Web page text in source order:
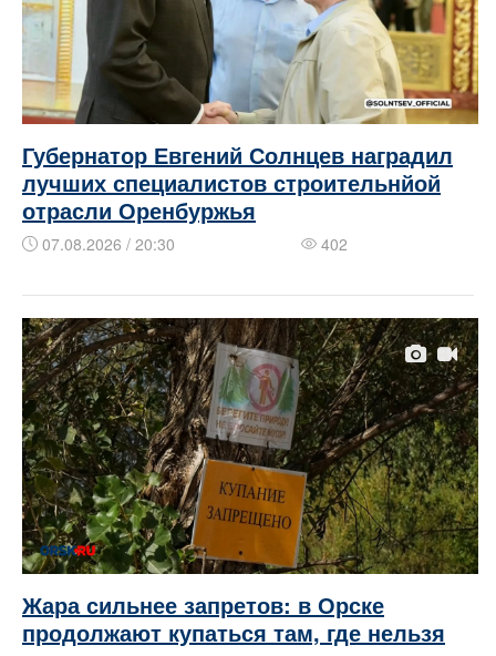
Губернатор Евгений Солнцев наградил
лучших специалистов строительнйой
отрасли Оренбуржья
07.08.2026 / 20:30 402
Жара сильнее запретов: в Орске
продолжают купаться там, где нельзя